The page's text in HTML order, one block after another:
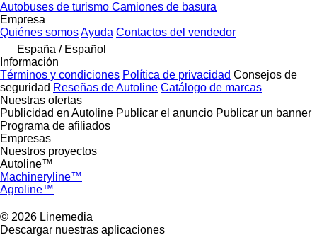
Autobuses de turismo Camiones de basura
Empresa
Quiénes somosAyuda Contactos del vendedor
España / Español
Información
Términos y condiciones Política de privacidad Consejos de
seguridad Reseñas de Autoline Catálogo de marcas
Nuestras ofertas
Publicidad en Autoline Publicar el anuncio Publicar un banner
Programa de afiliados
Empresas
Nuestros proyectos
Autoline™
Machineryline™
Agroline™
© 2026 Linemedia
Descargar nuestras aplicaciones